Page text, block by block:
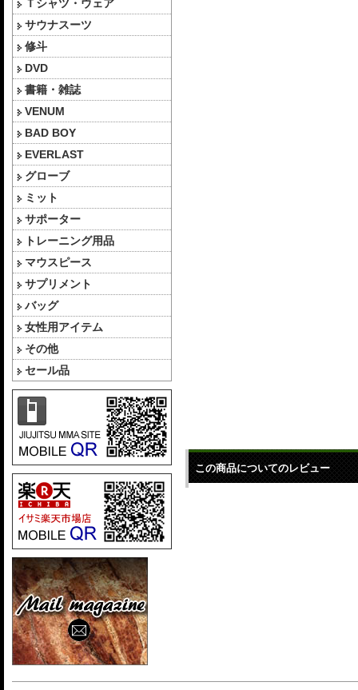
Ｔシャツ・ウェア
サウナスーツ
修斗
DVD
書籍・雑誌
VENUM
BAD BOY
EVERLAST
グローブ
ミット
サポーター
トレーニング用品
マウスピース
サプリメント
バッグ
女性用アイテム
その他
セール品
この商品についてのレビュー